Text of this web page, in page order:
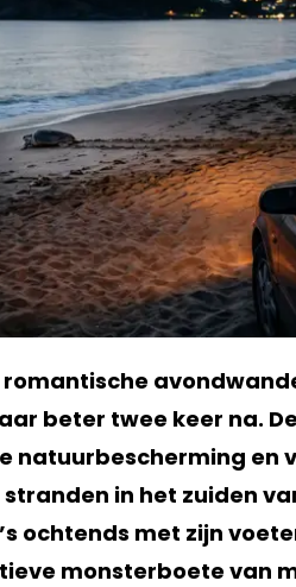
beter twee keer na.
natuurbescherming en
in het zuiden
ochtends met zijn
monsterboete van